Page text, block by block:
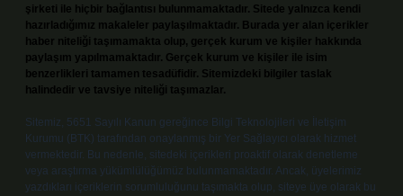
şirketi ile hiçbir bağlantısı bulunmamaktadır. Sitede yalnızca kendi
hazırladığımız makaleler paylaşılmaktadır. Burada yer alan içerikler
haber niteliği taşımamakta olup, gerçek kurum ve kişiler hakkında
paylaşım yapılmamaktadır. Gerçek kurum ve kişiler ile isim
benzerlikleri tamamen tesadüfidir. Sitemizdeki bilgiler taslak
halindedir ve tavsiye niteliği taşımazlar.
Sitemiz, 5651 Sayılı Kanun gereğince Bilgi Teknolojileri ve İletişim
Kurumu (BTK) tarafından onaylanmış bir Yer Sağlayıcı olarak hizmet
vermektedir. Bu nedenle, sitedeki içerikleri proaktif olarak denetleme
veya araştırma yükümlülüğümüz bulunmamaktadır. Ancak, üyelerimiz
yazdıkları içeriklerin sorumluluğunu taşımakta olup, siteye üye olarak bu